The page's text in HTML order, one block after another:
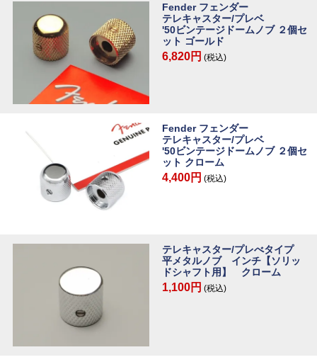
Fender フェンダー
テレキャスター/プレベ
'50ビンテージドームノブ ２個セ
ット ゴールド
6,820円 (税込)
Fender フェンダー
テレキャスター/プレベ
'50ビンテージドームノブ ２個セ
ット クローム
4,400円 (税込)
テレキャスター/プレべタイプ
平メタルノブ インチ【ソリッ
ドシャフト用】 クローム
1,100円 (税込)